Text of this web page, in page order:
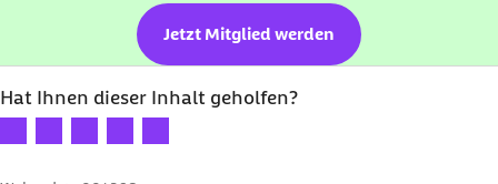
Jetzt Mitglied werden
Hat Ihnen dieser Inhalt geholfen?
Ihre Bewertung: 1 Stern
Ihre Bewertung: 2 Sterne
Ihre Bewertung: 3 Sterne
Ihre Bewertung: 4 Sterne
Ihre Bewertung: 5 Sterne